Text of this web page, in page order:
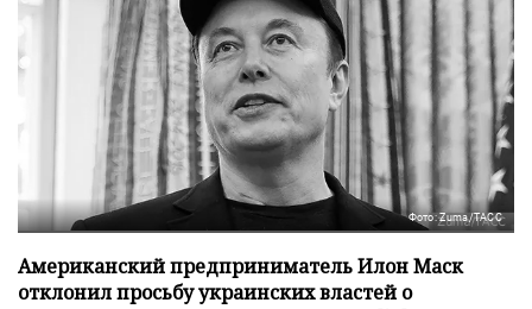
Фото: Zuma/ТАСС
Американский предприниматель Илон Маск
отклонил просьбу украинских властей о